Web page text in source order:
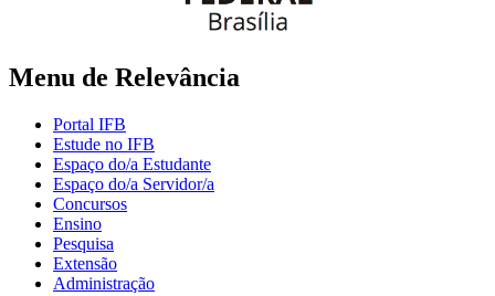
Menu de Relevância
Portal IFB
Estude no IFB
Espaço do/a Estudante
Espaço do/a Servidor/a
Concursos
Ensino
Pesquisa
Extensão
Administração